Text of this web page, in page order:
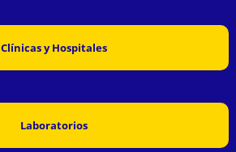
Clínicas y Hospitales
Laboratorios